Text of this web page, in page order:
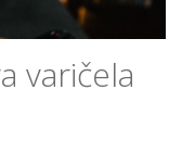
varičela